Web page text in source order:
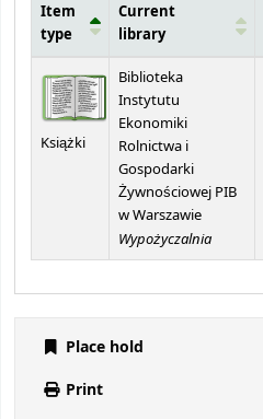
Item
type
Current
library
Książki
Biblioteka
Instytutu
Ekonomiki
Rolnictwa i
Gospodarki
Żywnościowej PIB
w Warszawie
Wypożyczalnia
Place hold
Print